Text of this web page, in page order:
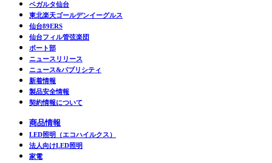
ベガルタ仙台
東北楽天ゴールデンイーグルス
仙台89ERS
仙台フィル管弦楽団
ボート部
ニュースリリース
ニュース&パブリシティ
新着情報
製品安全情報
契約情報について
商品情報
LED照明（エコハイルクス）
法人向けLED照明
家電